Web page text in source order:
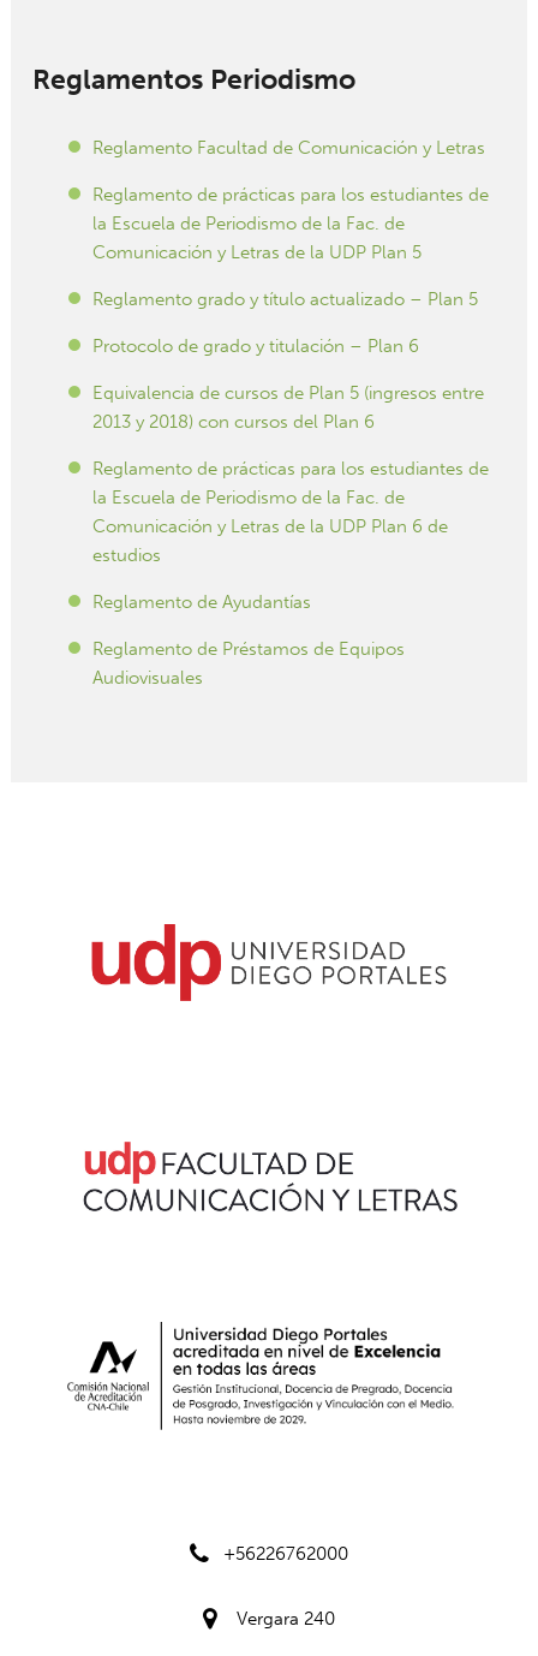
Reglamentos Periodismo
Reglamento Facultad de Comunicación y Letras
Reglamento de prácticas para los estudiantes de
la Escuela de Periodismo de la Fac. de
Comunicación y Letras de la UDP Plan 5
Reglamento grado y título actualizado – Plan 5
Protocolo de grado y titulación – Plan 6
Equivalencia de cursos de Plan 5 (ingresos entre
2013 y 2018) con cursos del Plan 6
Reglamento de prácticas para los estudiantes de
la Escuela de Periodismo de la Fac. de
Comunicación y Letras de la UDP Plan 6 de
estudios
Reglamento de Ayudantías
Reglamento de Préstamos de Equipos
Audiovisuales
+56226762000
Vergara 240